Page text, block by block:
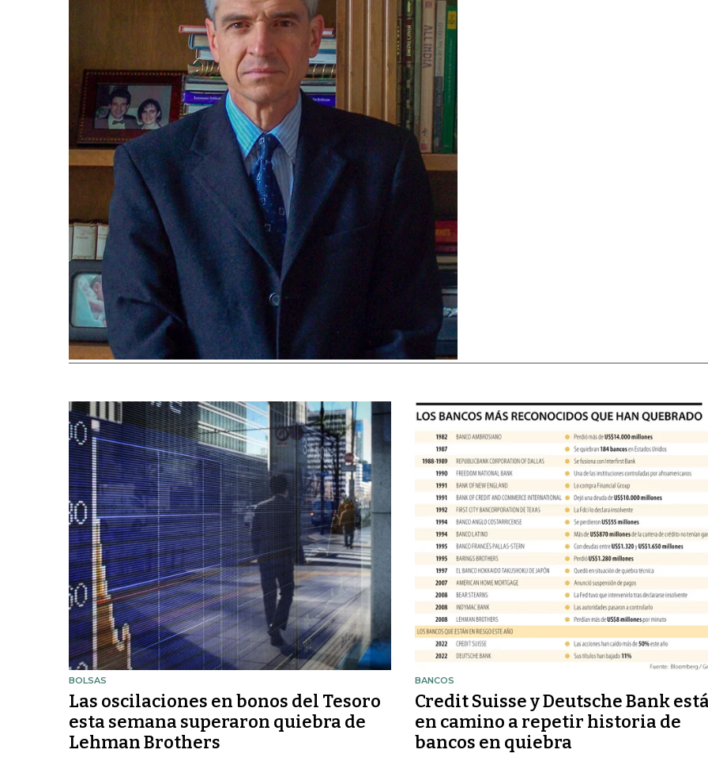
BOLSAS
Las oscilaciones en bonos del Tesoro
esta semana superaron quiebra de
Lehman Brothers
BANCOS
Credit Suisse y Deutsche Bank
en camino a repetir historia de
bancos en quiebra